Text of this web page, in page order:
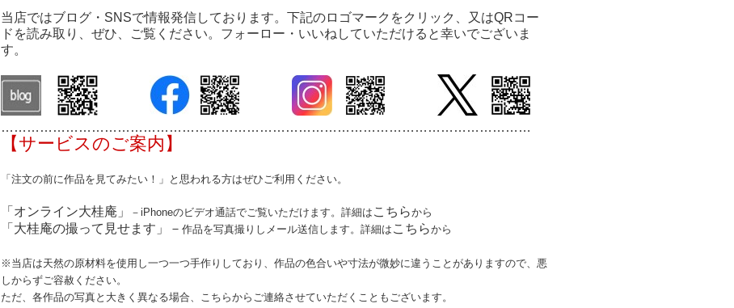
当店ではブログ・SNSで情報発信しております。下記のロゴマークをクリック、又はQRコー
ドを読み取り、ぜひ、ご覧ください。フォーロー・いいねしていただけると幸いでございま
す。
…………………………………………………………………………………………………… ………
【サービスのご案内】
「注文の前に作品を見てみたい！」と思われる方はぜひご利用ください。
「オンライン大桂庵」 －iPhoneのビデオ通話でご覧いただけます。詳細は こちらから
「大桂庵の撮って見せます」－ 作品を写真撮りしメール送信します。詳細は こちらから
※当店は天然の原材料を使用し一つ一つ手作りしており、作品の色合いや寸法が微妙に違うことがありますので、悪
しからずご容赦ください。
ただ、各作品の写真と大きく異なる場合、こちらからご連絡させていただくこともございます。